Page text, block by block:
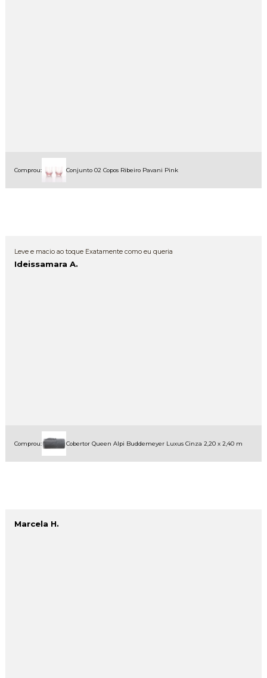
Comprou: Conjunto 02 Copos Ribeiro Pavani Pink
Leve e macio ao toque Exatamente como eu queria
Ideissamara A.
Comprou: Cobertor Queen Alpi Buddemeyer Luxus Cinza 2,20 x 2,40 m
Marcela H.